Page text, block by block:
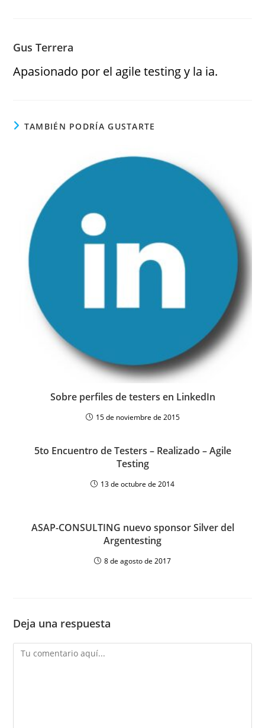
Gus Terrera
Apasionado por el agile testing y la ia.
TAMBIÉN PODRÍA GUSTARTE
Sobre perfiles de testers en LinkedIn
15 de noviembre de 2015
5to Encuentro de Testers – Realizado – Agile
Testing
13 de octubre de 2014
ASAP-CONSULTING nuevo sponsor Silver del
Argentesting
8 de agosto de 2017
Deja una respuesta